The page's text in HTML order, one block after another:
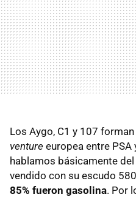
Los Aygo, C1 y 107
venture europea entre PSA
hablamos básicamente
vendido con su escudo
85% fueron gasolina. Por